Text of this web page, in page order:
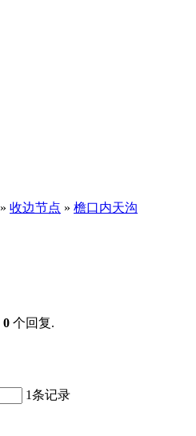
» 收边节点 » 檐口内天沟
0 个回复.
1条记录